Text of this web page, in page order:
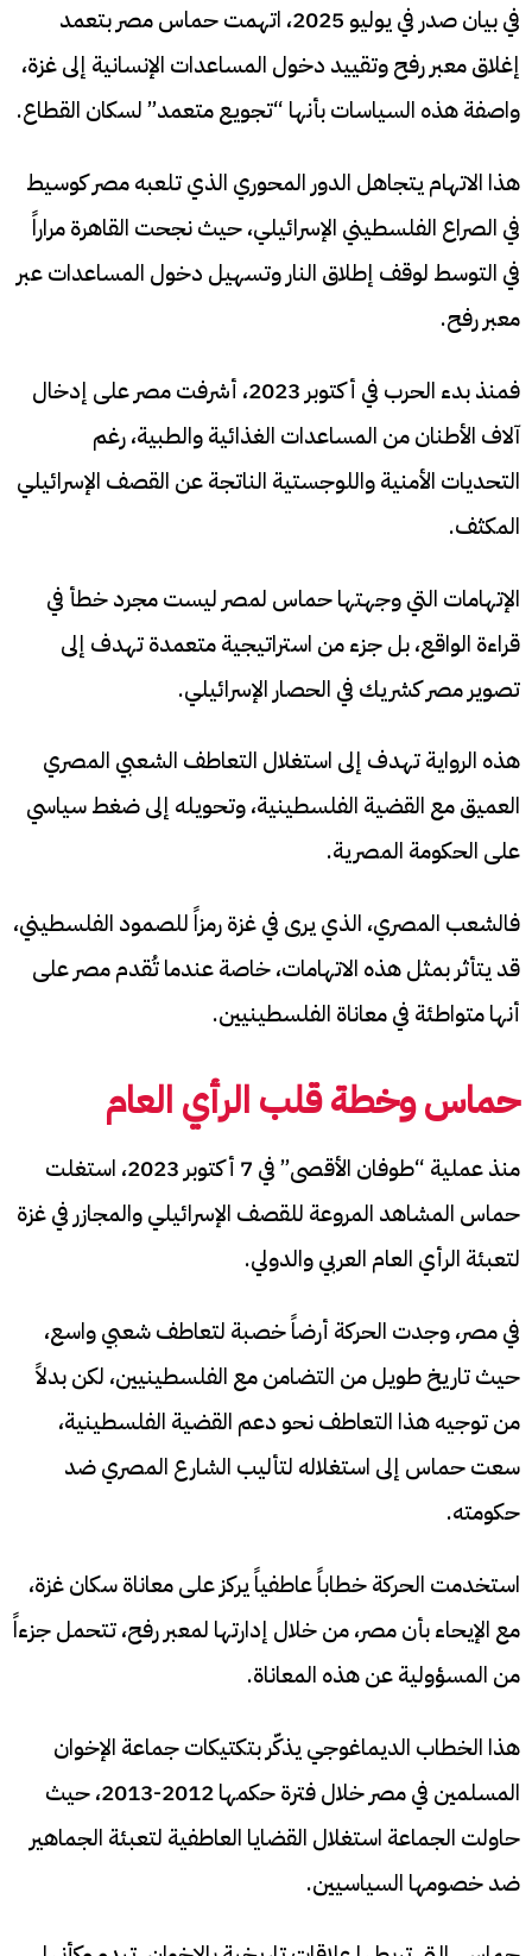
في بيان صدر في يوليو 2025، اتهمت حماس مصر بتعمد
إغلاق معبر رفح وتقييد دخول المساعدات الإنسانية إلى غزة،
واصفة هذه السياسات بأنها “تجويع متعمد” لسكان القطاع.
هذا الاتهام يتجاهل الدور المحوري الذي تلعبه مصر كوسيط
في الصراع الفلسطيني الإسرائيلي، حيث نجحت القاهرة مراراً
في التوسط لوقف إطلاق النار وتسهيل دخول المساعدات عبر
معبر رفح.
فمنذ بدء الحرب في أكتوبر 2023، أشرفت مصر على إدخال
آلاف الأطنان من المساعدات الغذائية والطبية، رغم
التحديات الأمنية واللوجستية الناتجة عن القصف الإسرائيلي
المكثف.
الإتهامات التي وجهتها حماس لمصر ليست مجرد خطأ في
قراءة الواقع، بل جزء من استراتيجية متعمدة تهدف إلى
تصوير مصر كشريك في الحصار الإسرائيلي.
هذه الرواية تهدف إلى استغلال التعاطف الشعبي المصري
العميق مع القضية الفلسطينية، وتحويله إلى ضغط سياسي
على الحكومة المصرية.
فالشعب المصري، الذي يرى في غزة رمزاً للصمود الفلسطيني،
قد يتأثر بمثل هذه الاتهامات، خاصة عندما تُقدم مصر على
أنها متواطئة في معاناة الفلسطينيين.
حماس وخطة قلب الرأي العام
منذ عملية “طوفان الأقصى” في 7 أكتوبر 2023، استغلت
حماس المشاهد المروعة للقصف الإسرائيلي والمجازر في غزة
لتعبئة الرأي العام العربي والدولي.
في مصر، وجدت الحركة أرضاً خصبة لتعاطف شعبي واسع،
حيث تاريخ طويل من التضامن مع الفلسطينيين، لكن بدلاً
من توجيه هذا التعاطف نحو دعم القضية الفلسطينية،
سعت حماس إلى استغلاله لتأليب الشارع المصري ضد
حكومته.
استخدمت الحركة خطاباً عاطفياً يركز على معاناة سكان غزة،
مع الإيحاء بأن مصر، من خلال إدارتها لمعبر رفح، تتحمل جزءاً
من المسؤولية عن هذه المعاناة.
هذا الخطاب الديماغوجي يذكّر بتكتيكات جماعة الإخوان
المسلمين في مصر خلال فترة حكمها 2012-2013، حيث
حاولت الجماعة استغلال القضايا العاطفية لتعبئة الجماهير
ضد خصومها السياسيين.